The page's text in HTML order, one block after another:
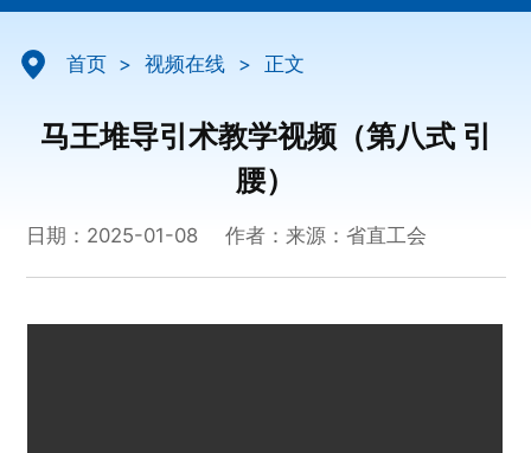
首页 > 视频在线 > 正文
马王堆导引术教学视频（第八式 引
腰）
日期：2025-01-08 作者： 来源：省直工会